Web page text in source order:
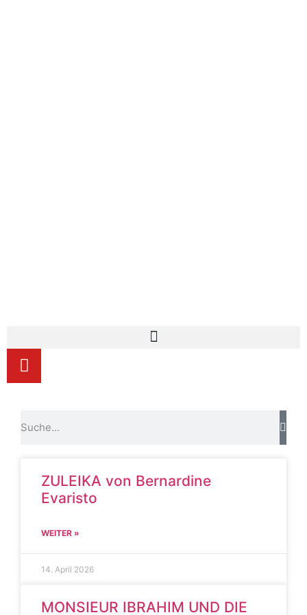
ZULEIKA von Bernardine
Evaristo
WEITER »
14. April 2026
MONSIEUR IBRAHIM UND DIE